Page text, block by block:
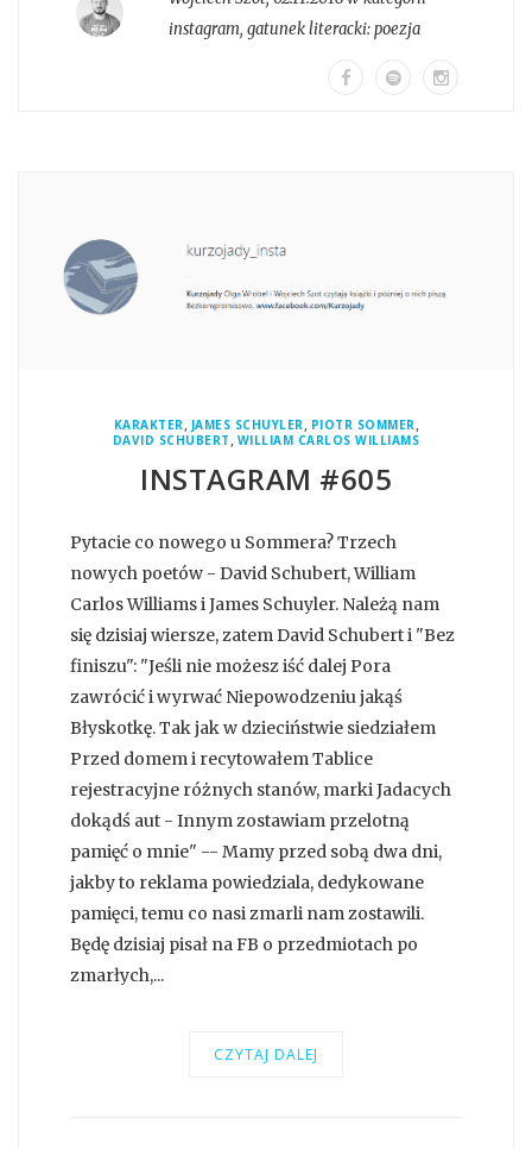
instagram, gatunek literacki:poezja
KARAKTER , JAMES SCHUYLER , PIOTR SOMMER ,
DAVID SCHUBERT , WILLIAM CARLOS WILLIAMS
INSTAGRAM #605
Pytacie co nowego u Sommera? Trzech
nowych poetów - David Schubert, William
Carlos Williams i James Schuyler. Należą nam
się dzisiaj wiersze, zatem David Schubert i "Bez
finiszu": "Jeśli nie możesz iść dalej Pora
zawrócić i wyrwać Niepowodzeniu jakąś
Błyskotkę. Tak jak w dzieciństwie siedziałem
Przed domem i recytowałem Tablice
rejestracyjne różnych stanów, marki Jadacych
dokądś aut - Innym zostawiam przelotną
pamięć o mnie" -- Mamy przed sobą dwa dni,
jakby to reklama powiedziala, dedykowane
pamięci, temu co nasi zmarli nam zostawili.
Będę dzisiaj pisał na FB o przedmiotach po
zmarłych,...
CZYTAJ DALEJ